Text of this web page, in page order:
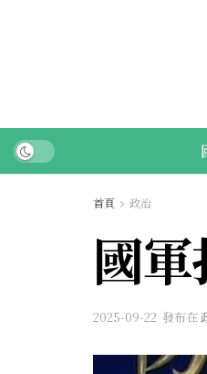
首頁 政治
國
2025-09-22 發布在